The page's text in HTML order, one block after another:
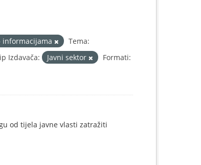
Tema:
Izdavača: Javni sektor
Formati:
od tijela javne vlasti zatražiti